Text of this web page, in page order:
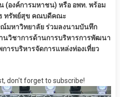
(องค์การมหาชน) หรือ อพท. พร้อม
ทรัพย์สุข คณบดีคณะ
มหาวิทยาลัย ร่วมลงนามบันทึก
านวิชาการด้านการบริหารการพัฒนา
ารบริหารจัดการแหล่งท่องเที่ยว
don't forget to subscribe!